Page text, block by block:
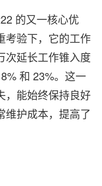
的又一核心优
考验下，它的工作
次延长工作锥入度
和 23%。这一
，能始终保持良好
维护成本，提高了